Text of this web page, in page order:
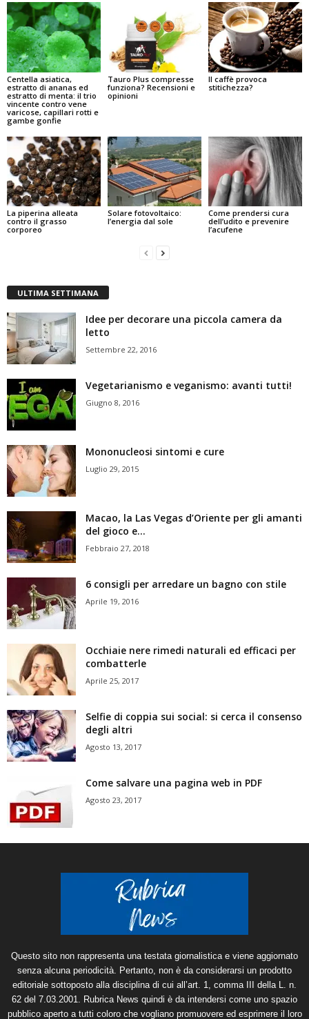
Centella asiatica,
estratto di ananas ed
estratto di menta: il trio
vincente contro vene
varicose, capillari rotti e
gambe gonfie
Tauro Plus compresse
funziona? Recensioni e
opinioni
Il caffè provoca
stitichezza?
La piperina alleata
contro il grasso
corporeo
Solare fotovoltaico:
l’energia dal sole
Come prendersi cura
dell’udito e prevenire
l’acufene
ULTIMA SETTIMANA
Idee per decorare una piccola camera da
letto
Settembre 22, 2016
Vegetarianismo e veganismo: avanti tutti!
Giugno 8, 2016
Mononucleosi sintomi e cure
Luglio 29, 2015
Macao, la Las Vegas d’Oriente per gli amanti
del gioco e...
Febbraio 27, 2018
6 consigli per arredare un bagno con stile
Aprile 19, 2016
Occhiaie nere rimedi naturali ed efficaci per
combatterle
Aprile 25, 2017
Selfie di coppia sui social: si cerca il consenso
degli altri
Agosto 13, 2017
Come salvare una pagina web in PDF
Agosto 23, 2017
Questo sito non rappresenta una testata giornalistica e viene aggiornato
senza alcuna periodicità. Pertanto, non è da considerarsi un prodotto
editoriale sottoposto alla disciplina di cui all’art. 1, comma III della L. n.
62 del 7.03.2001. Rubrica News quindi è da intendersi come uno spazio
pubblico aperto a tutti coloro che vogliano promuovere ed esprimere il loro